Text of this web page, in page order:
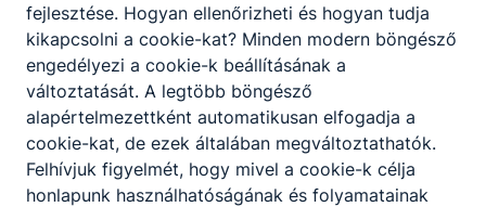
A pályázat
részeként
benyújtandó
iratok,
igazolások
a pályázó szakmai gyakorlatát igazoló
dokumentum (munkáltatói igazolás,
munkakör megnevezésével),
a pályázó által aláírt motivációs levél
(maximum 1 oldal terjedelemben),
a szakképző intézmény vezetésére
vonatkozó, a pályázó által aláírt
amely tartalmazza a szakmai
helyzetelemzésre épülő fejlesztési
fejlesztése. Hogyan ellenőrizheti és hogyan tudja
kikapcsolni a cookie-kat? Minden modern böngésző
engedélyezi a cookie-k beállításának a
változtatását. A legtöbb böngésző
alapértelmezettként automatikusan elfogadja a
cookie-kat, de ezek általában megváltoztathatók.
Felhívjuk figyelmét, hogy mivel a cookie-k célja
honlapunk használhatóságának és folyamatainak